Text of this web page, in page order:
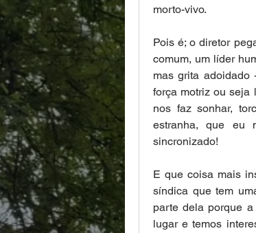
morto-vivo.
Pois é; o diretor
comum, um líder
mas grita
força motriz ou seja
nos faz sonhar,
estranha, que eu
sincronizado!
E que coisa mais
síndica que tem
parte dela porque
lugar e temos